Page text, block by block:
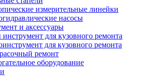
измерительные линейки
насосы
и аксессуары
для кузовного ремонта
для кузовного ремонта
ремонт
оборудование